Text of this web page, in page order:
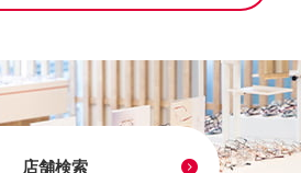
店舗検索